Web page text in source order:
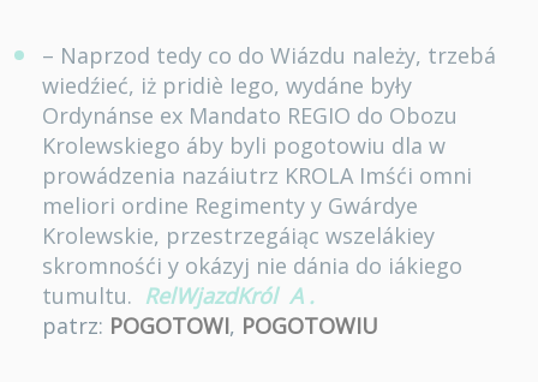
– Naprzod tedy co do Wiázdu należy, trzebá
wiedźieć, iż pridiè Iego, wydáne były
Ordynánse ex Mandato REGIO do Obozu
Krolewskiego áby byli pogotowiu dla w
prowádzenia nazáiutrz KROLA Imśći omni
meliori ordine Regimenty y Gwárdye
Krolewskie, przestrzegáiąc wszelákiey
skromnośći y okázyj nie dánia do iákiego
tumultu. RelWjazdKról A .
patrz: POGOTOWI, POGOTOWIU